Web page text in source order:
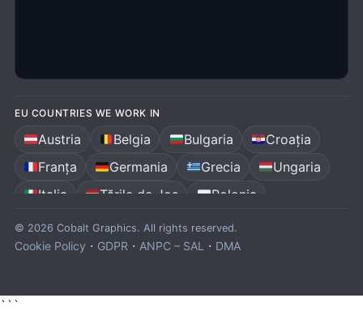
EU COUNTRIES WE WORK IN
Austria Belgia Bulgaria
Croația
Franța
Germania Grecia
Ungaria
Italia
Țările de Jos
Polonia
Portugalia
România Spania
© 2026 Cobalt Graphics. All rights reserved.
Cookie Policy · GDPR · ANPC – SAL · DMA
```